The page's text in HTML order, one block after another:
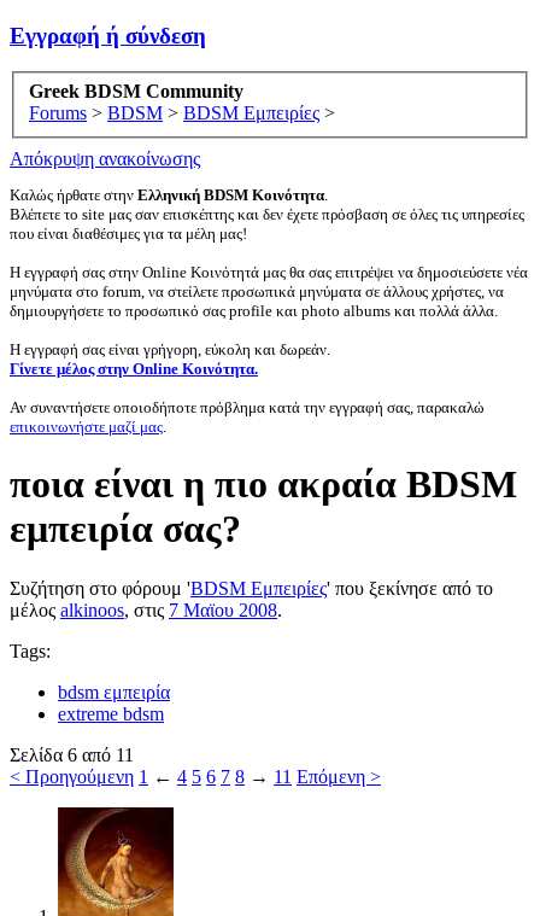
Εγγραφή ή σύνδεση
Greek BDSM Community
Forums > BDSM > BDSM Εμπειρίες >
Απόκρυψη ανακοίνωσης
Καλώς ήρθατε στην Ελληνική BDSM Κοινότητα.
Βλέπετε το site μας σαν επισκέπτης και δεν έχετε πρόσβαση σε όλες τις υπηρεσίες
που είναι διαθέσιμες για τα μέλη μας!
Η εγγραφή σας στην Online Κοινότητά μας θα σας επιτρέψει να δημοσιεύσετε νέα
μηνύματα στο forum, να στείλετε προσωπικά μηνύματα σε άλλους χρήστες, να
δημιουργήσετε το προσωπικό σας profile και photo albums και πολλά άλλα.
Η εγγραφή σας είναι γρήγορη, εύκολη και δωρεάν.
Γίνετε μέλος στην Online Κοινότητα.
Αν συναντήσετε οποιοδήποτε πρόβλημα κατά την εγγραφή σας, παρακαλώ
επικοινωνήστε μαζί μας.
ποια είναι η πιο ακραία BDSM
εμπειρία σας?
Συζήτηση στο φόρουμ 'BDSM Εμπειρίες' που ξεκίνησε από το
μέλος alkinoos, στις 7 Μαϊου 2008.
Tags:
bdsm εμπειρία
extreme bdsm
Σελίδα 6 από 11
< Προηγούμενη 1 ← 4 5 6 7 8 → 11 Επόμενη >